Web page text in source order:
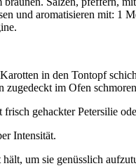
und aromatisieren mit:
in den Tontopf
zugedeckt im Ofen
gehackter Petersilie
Intensität.
um sie genüsslich